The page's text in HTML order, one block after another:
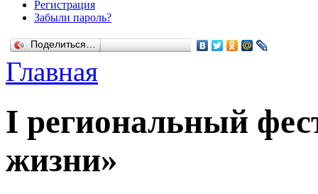
Регистрация
Забыли пароль?
Поделиться…
Главная
I региональный
жизни»